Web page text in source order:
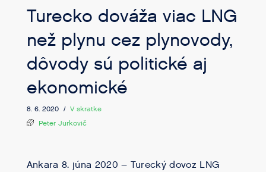
Turecko dováža viac LNG
než plynu cez plynovody,
dôvody sú politické aj
ekonomické
8. 6. 2020 / V skratke
Peter Jurkovič
Ankara 8. júna 2020 – Turecký dovoz LNG